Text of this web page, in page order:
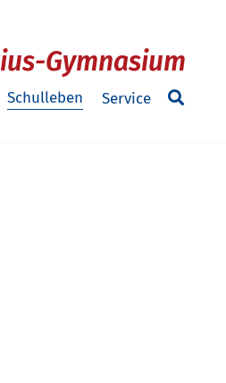
Gymnasium
Schulleben Service